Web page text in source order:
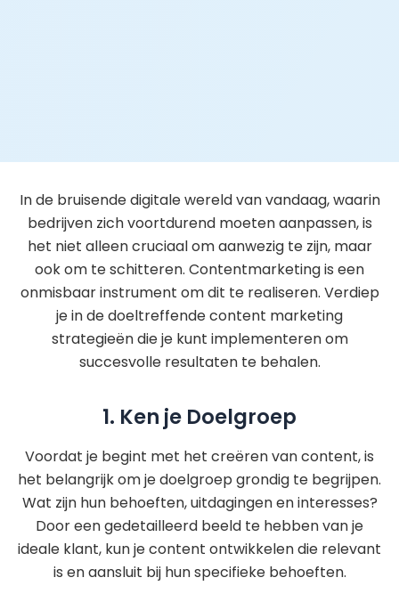
In de bruisende digitale wereld van vandaag, waarin
bedrijven zich voortdurend moeten aanpassen, is
het niet alleen cruciaal om aanwezig te zijn, maar
ook om te schitteren. Contentmarketing is een
onmisbaar instrument om dit te realiseren. Verdiep
je in de doeltreffende content marketing
strategieën die je kunt implementeren om
succesvolle resultaten te behalen.
1. Ken je Doelgroep
Voordat je begint met het creëren van content, is
het belangrijk om je doelgroep grondig te begrijpen.
Wat zijn hun behoeften, uitdagingen en interesses?
Door een gedetailleerd beeld te hebben van je
ideale klant, kun je content ontwikkelen die relevant
is en aansluit bij hun specifieke behoeften.